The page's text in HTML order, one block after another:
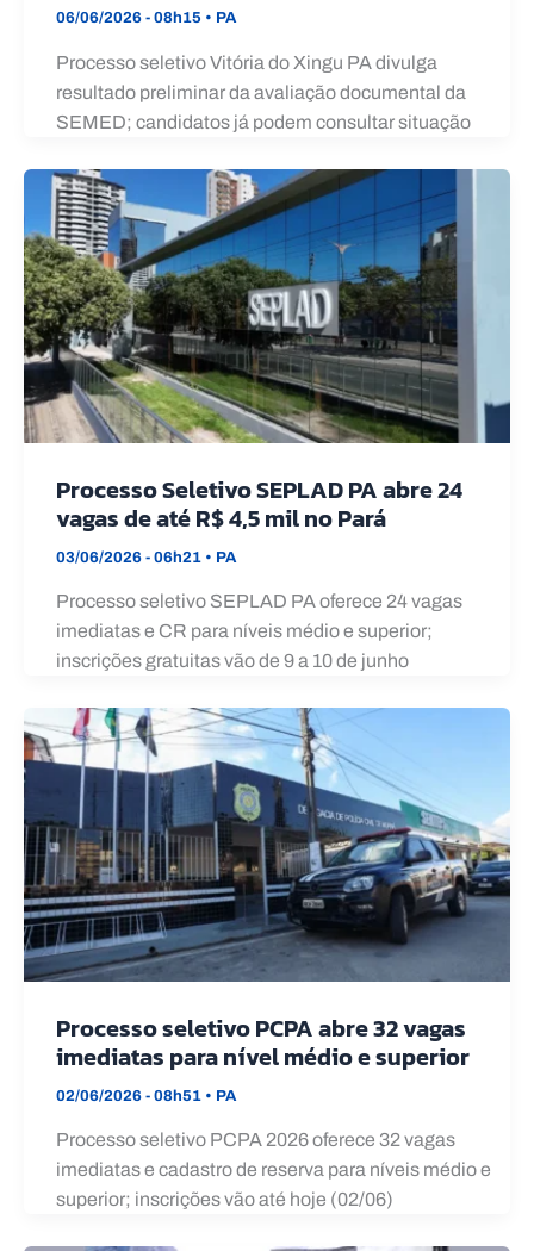
06/06/2026 - 08h15 • PA
Processo seletivo Vitória do Xingu PA divulga
resultado preliminar da avaliação documental da
SEMED; candidatos já podem consultar situação
Processo Seletivo SEPLAD PA abre 24
vagas de até R$ 4,5 mil no Pará
03/06/2026 - 06h21 • PA
Processo seletivo SEPLAD PA oferece 24 vagas
imediatas e CR para níveis médio e superior;
inscrições gratuitas vão de 9 a 10 de junho
Processo seletivo PCPA abre 32 vagas
imediatas para nível médio e superior
02/06/2026 - 08h51 • PA
Processo seletivo PCPA 2026 oferece 32 vagas
imediatas e cadastro de reserva para níveis médio e
superior; inscrições vão até hoje (02/06)